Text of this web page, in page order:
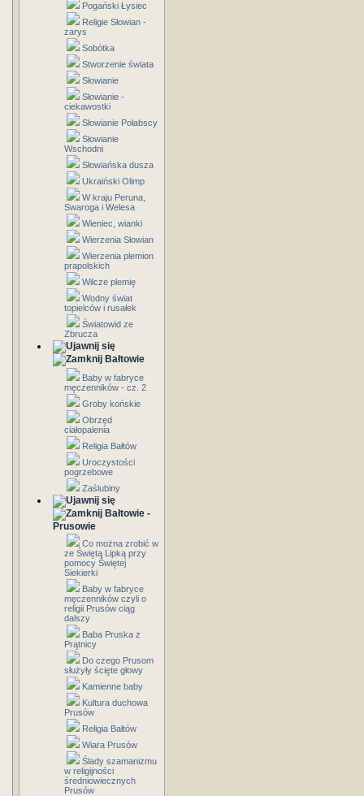
Pogański Łysiec
Religie Słowian -
zarys
Sobótka
Stworzenie świata
Słowianie
Słowianie -
ciekawostki
Słowianie Połabscy
Słowianie
Wschodni
Słowiańska dusza
Ukraiński Olimp
W kraju Peruna,
Swaroga i Welesa
Wieniec, wianki
Wierzenia Słowian
Wierzenia plemion
prapolskich
Wilcze plemię
Wodny świat
topielców i rusałek
Światowid ze
Zbrucza
Bałtowie
Baby w fabryce
męczenników - cz. 2
Groby końskie
Obrzęd
ciałopalenia
Religia Bałtów
Uroczystości
pogrzebowe
Zaślubiny
Bałtowie -
Prusowie
Co można zrobić w
ze Świętą Lipką przy
pomocy Świętej
Siekierki
Baby w fabryce
męczenników czyli o
religii Prusów ciąg
dalszy
Baba Pruska z
Prątnicy
Do czego Prusom
służyły ścięte głowy
Kamienne baby
Kultura duchowa
Prusów
Religia Bałtów
Wiara Prusów
Ślady szamanizmu
w religijności
średniowiecznych
Prusów